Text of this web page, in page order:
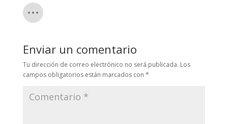
Enviar un comentario
Tu dirección de correo electrónico no será publicada. Los
campos obligatorios están marcados con *